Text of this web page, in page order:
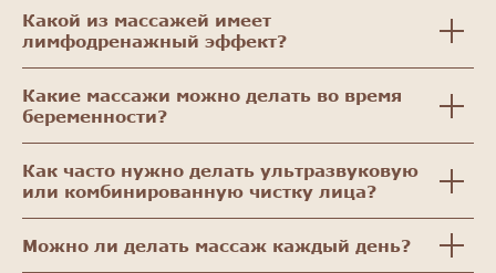
Какой из массажей имеет
лимфодренажный эффект?
Какие массажи можно делать во время
беременности?
Как часто нужно делать ультразвуковую
или комбинированную чистку лица?
Можно ли делать массаж каждый день?